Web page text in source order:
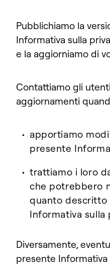
Pubblichiamo la
Informativa sulla
e la aggiorniamo di
Contattiamo gli
aggiornamenti
apportiamo
presente
trattiamo i loro
che potrebbero
quanto descritto
Informativa sulla
Diversamente,
presente Informativa